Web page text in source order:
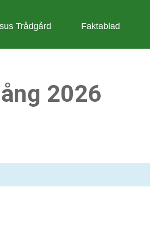
Trådgård Faktablad
2026